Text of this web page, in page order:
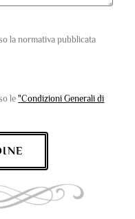
la normativa pubblicata
le"Condizioni Generali di